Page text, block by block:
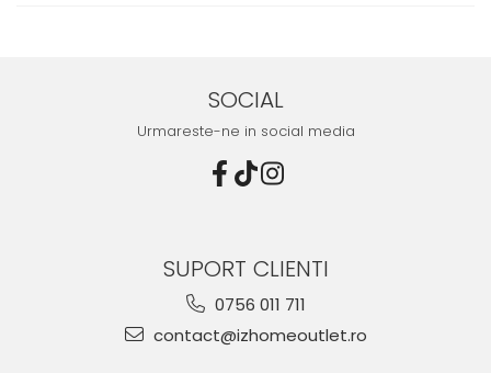
SOCIAL
Urmareste-ne in social media
SUPORT CLIENTI
0756 011 711
contact@izhomeoutlet.ro